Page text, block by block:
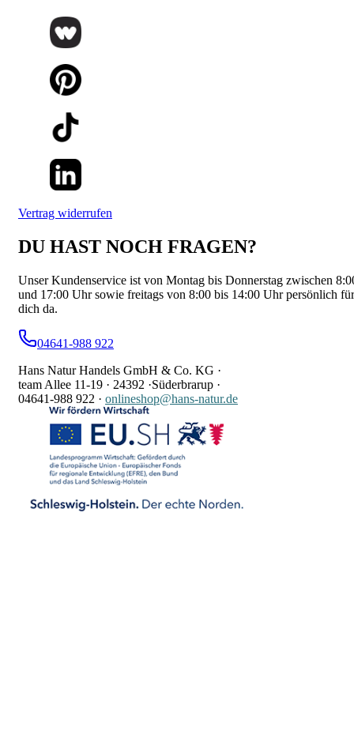
Vertrag widerrufen
DU HAST NOCH FRAGEN?
Unser Kundenservice ist von Montag bis Donnerstag zwischen
und 17:00 Uhr sowie freitags von 8:00 bis 14:00 Uhr persönlich für
dich da.
04641-988 922
Hans Natur Handels GmbH & Co. KG ·
team Allee 11-19 · 24392 ·Süderbrarup ·
04641-988 922 · onlineshop@hans-natur.de